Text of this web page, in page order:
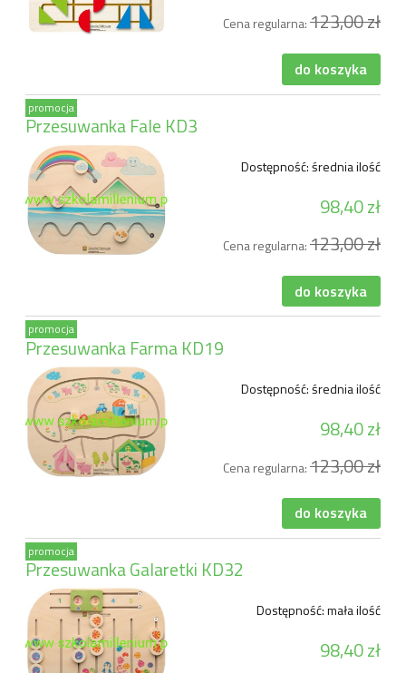
Cena regularna:123,00 zł
do koszyka
Przesuwanka Fale KD3
Dostępność:średnia ilość
98,40 zł
Cena regularna:123,00 zł
do koszyka
promocja
Przesuwanka Farma KD19
Dostępność:średnia ilość
98,40 zł
Cena regularna:123,00 zł
do koszyka
promocja
Przesuwanka Galaretki KD32
Dostępność:mała ilość
98,40 zł
promocja